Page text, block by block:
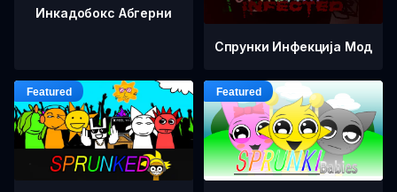
Инкадобокс Абгерни
Спрунки Инфекција Мод